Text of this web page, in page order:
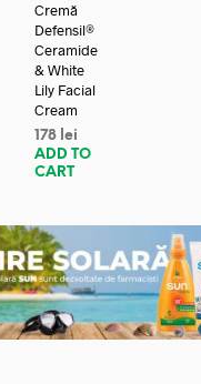
Cremă
Defensil®
Ceramide
& White
Lily Facial
Cream
178 lei
ADD TO
CART